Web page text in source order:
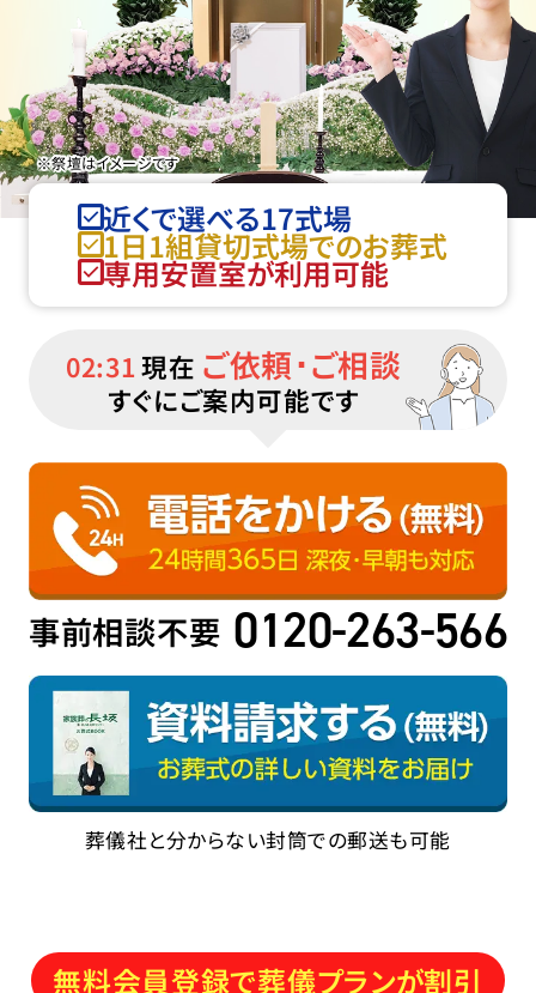
※祭壇はイメージです
近くで選べる17式場
1日1組貸切式場でのお葬式
専用安置室が利用可能
02:31現在 ご依頼･ご相談
すぐにご案内可能です
事前相談不要 0120-263-566
葬儀社と分からない封筒での郵送も可能
無料会員登録で葬儀プランが割引